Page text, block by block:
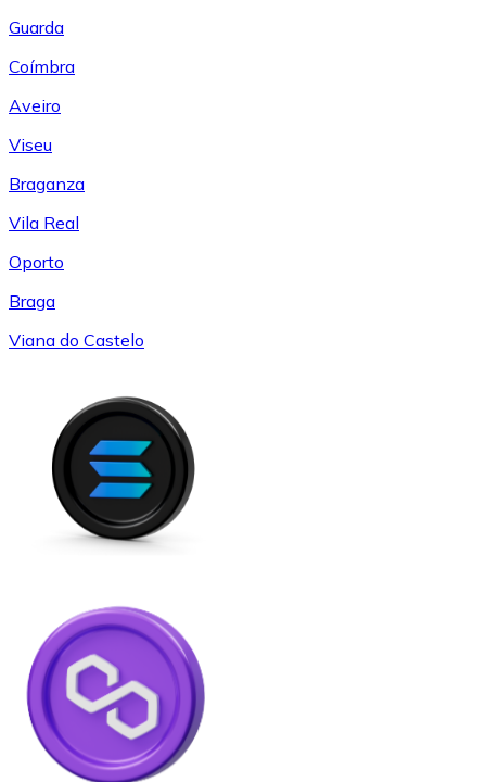
Guarda
Coímbra
Aveiro
Viseu
Braganza
Vila Real
Oporto
Braga
Viana do Castelo